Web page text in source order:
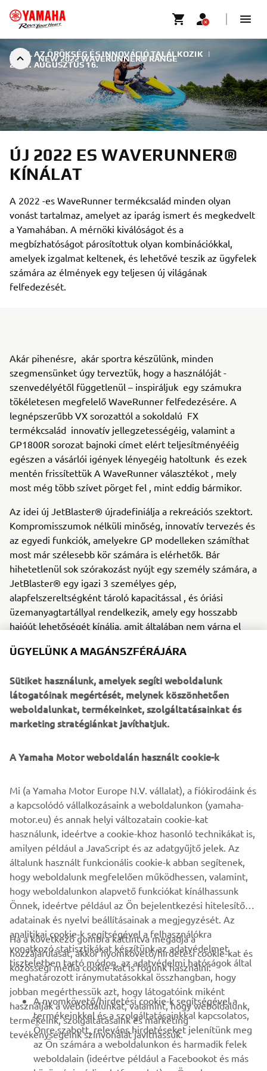
NEW 2022 WAVERUNNER® RANGE
AHOL AZ ÖRÖKSÉG ÉS INNOVÁCIÓ TALÁLKOZIK
|
2021. AUGUSZTUS 16.
ÚJ 2022 ES WAVERUNNER®
KÍNÁLAT
A 2022 -es WaveRunner termékcsalád minden olyan
vonást tartalmaz, amelyet az iparág ismert és megkedvelt
a Yamahában. A mérnöki kiválóságot és a
megbízhatóságot párosítottuk olyan kombinációkkal,
amelyek izgalmat keltenek, és lehetővé teszik az ügyfelek
számára az élmények egy teljesen új világának
felfedezését.
Akár pihenésre, akár sportra készülünk, minden
szegmensünket úgy terveztük, hogy a használóját -
szenvedélyétől függetlenül – inspiráljuk egy számukra
tökéletesen megfelelő WaveRunner felfedezésére. A
legnépszerűbb VX sorozattól a sokoldalú FX
termékcsalád innovatív jellegzetességéig, valamint a
GP1800R sorozat bajnoki címet elért teljesítményééig
egészen a vásárlói igények lényegéig hatoltunk és ezek
mentén frissítettük A WaveRunner választékot , mely
most még több szívet pörget fel , mint eddig bármikor.
Az idei új JetBlaster® újradefiniálja a rekreációs szektort.
Kompromisszumok nélküli minőség, innovatív tervezés és
az egyedi funkciók, amelyekre GP modelleken számíthat
most már szélesebb kör számára is elérhetők. Bár
hihetetlenül sok szórakozást nyújt egy személy számára, a
JetBlaster® egy igazi 3 személyes gép,
alapfelszereltségként tároló kapacitással , és óriási
üzemanyagtartállyal rendelkezik, amely egy hosszabb
hajóút lehetőségét kínálja, amit általában nem várna el
vezetővezérlő funkcióit, beleértve a több üzemmódú
automatikus felhajtó rendszeri funkciót és járulékos
maximális sebesség szabályozót, amelyet érintőképernyő
vezérel.
Az új menetlemez és a szponzor újbóli elhelyezése
egyaránt, továbbfejlesztett ergonómia jellemzi,
kifinomultabb kormánykapcsolóval és a kormány alatt
található rögzítő pontokkal.
FEDEZD FEL A TELJES KÍNÁLATOT
VÁLLALATI
B2B
TÖBB YAMAHA
TÁMOGATÁS
ÜGYELÜNK A MAGÁNSZFÉRÁJÁRA
Sütiket használunk, amelyek segíti weboldalunk
látogatóinak megértését, melynek köszönhetően
weboldalunkat, termékeinket, szolgáltatásainkat és
marketing stratégiánkat javíthatjuk.
A Yamaha Motor weboldalán használt cookie-k
Mi (a Yamaha Motor Europe N.V. vállalat), a fiókirodáink és
a kapcsolódó vállalkozásaink a weboldalunkon (yamaha-
motor.eu) és annak helyi változatain cookie-kat
használunk, ideértve a cookie-khoz hasonló technikákat is,
amilyen például a JavaScript és az adatgyűjtő jelek. Az
általunk használt funkcionális cookie-k abban segítenek,
hogy weboldalunk megfelelően működhessen, valamint,
hogy weboldalunkon alapvető funkciókat kínálhassunk
Önnek, ideértve például az Ön bejelentkezési hitelesítő
adatainak és nyelvi beállításainak a megjegyzését. Az
analitikai cookie-k segítségével a felhasználókra
vonatkozó statisztikákat készítünk az adatvédelmet
tiszteletben tartó módon, az adatvédelmi hatóságok által
meghatározott iránymutatásokkal összhangban, hogy
jobban megérthessük azt, hogy látogatóink miként
használják a weboldalunkat, valamint, hogy weboldalunk,
termékeink, szolgáltatásaink és marketing
tevékenységeink színvonalát javíthassuk.
Ha a következő gombra kattintva megadja a
hozzájárulását, akkor nyomkövető/hirdetési cookie-kat és
közösségi média cookie-kat is fogunk használni:
A nyomkövető/hirdetési cookie-k segítségével a
termékeinkkel és a szolgáltatásainkkal kapcsolatos,
Önre szabott, releváns hirdetéseket jelenítünk meg
az Ön számára a weboldalunkon és harmadik felek
weboldalain (ideértve például a Facebookot és más